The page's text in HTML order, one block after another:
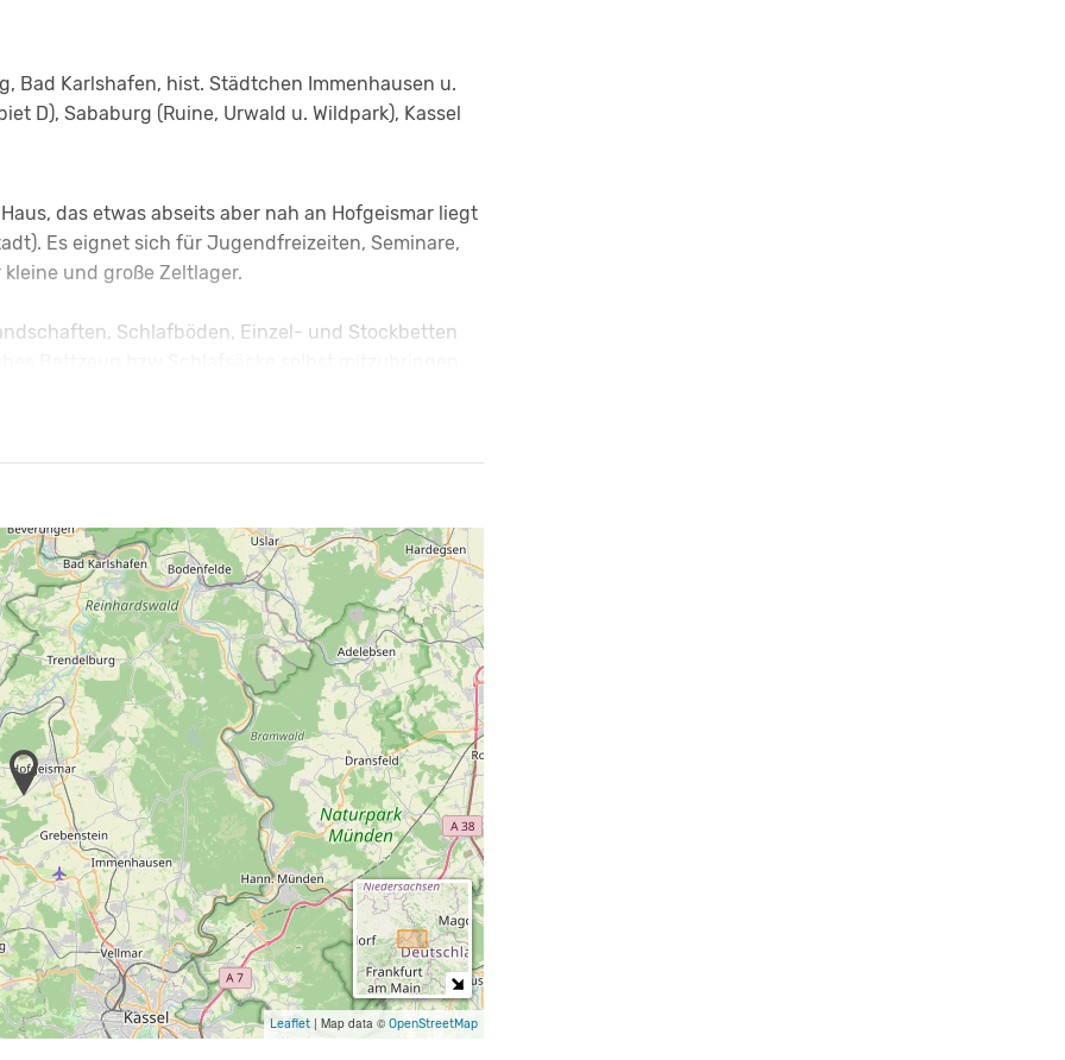
Bad Karlshafen, hist. Städtchen Immenhausen u.
D), Sababurg (Ruine, Urwald u. Wildpark), Kassel
das etwas abseits aber nah an Hofgeismar liegt
Es eignet sich für Jugendfreizeiten, Seminare,
und große Zeltlager.
Schlafböden, Einzel- und Stockbetten
wurden in 2020 umfassend saniert und sind
Profiküchen.
Personen.
Gruppen organisiert werden.
mieten, egal mit wie vielen Personen Sie anreisen
angeboten, beginnend bei 305,00 € pro Nacht
die Zeltplatzküche und die Sanitäranlagen, näheres
gebucht werden, versuchen wir ein möglichst
und Küche: 125,00 €
ob Sie gerne das HAUS, den ZELTPLATZ oder
Leaflet | Map data ©OpenStreetMap